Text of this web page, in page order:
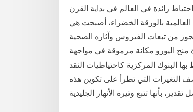
كعملة احتياط رائدة في العالم في بداية القرن
اتفاقية “بريتون وودز” في عام 1944 العملات العالمية بالورقة الخضراء، أصبحت هي
من تبعات الفيروس وآثاره الصحية
منح اليورو مكانة مرموقة في مواجهة
البنوك المركزية كاحتياطيات النقد
التغيرات التي تطرأ على تكوين هذه